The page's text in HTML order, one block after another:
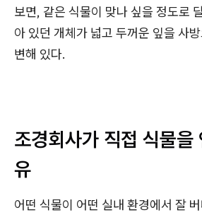
보면, 같은 식물이 맞나 싶을 정도로
아 있던 개체가 넓고 두꺼운 잎을 사
변해 있다.
조경회사가 직접 식물을
유
어떤 식물이 어떤 실내 환경에서 잘